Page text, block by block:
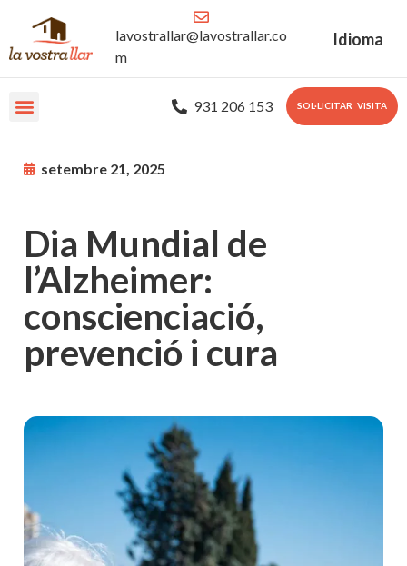
lavostrallar@lavostrallar.co
m
Idioma
931 206 153 SOL·LICITAR VISITA
setembre 21, 2025
Dia Mundial de
l’Alzheimer:
conscienciació,
prevenció i cura